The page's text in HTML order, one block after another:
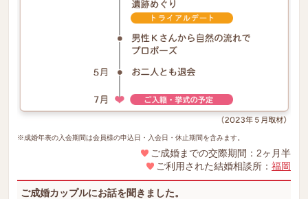
※成婚年表の入会期間は会員様の申込日・入会日・休止期間を含みます。
ご成婚までの交際期間：2ヶ月半
ご利用された結婚相談所： 福岡
ご成婚カップルにお話を聞きました。